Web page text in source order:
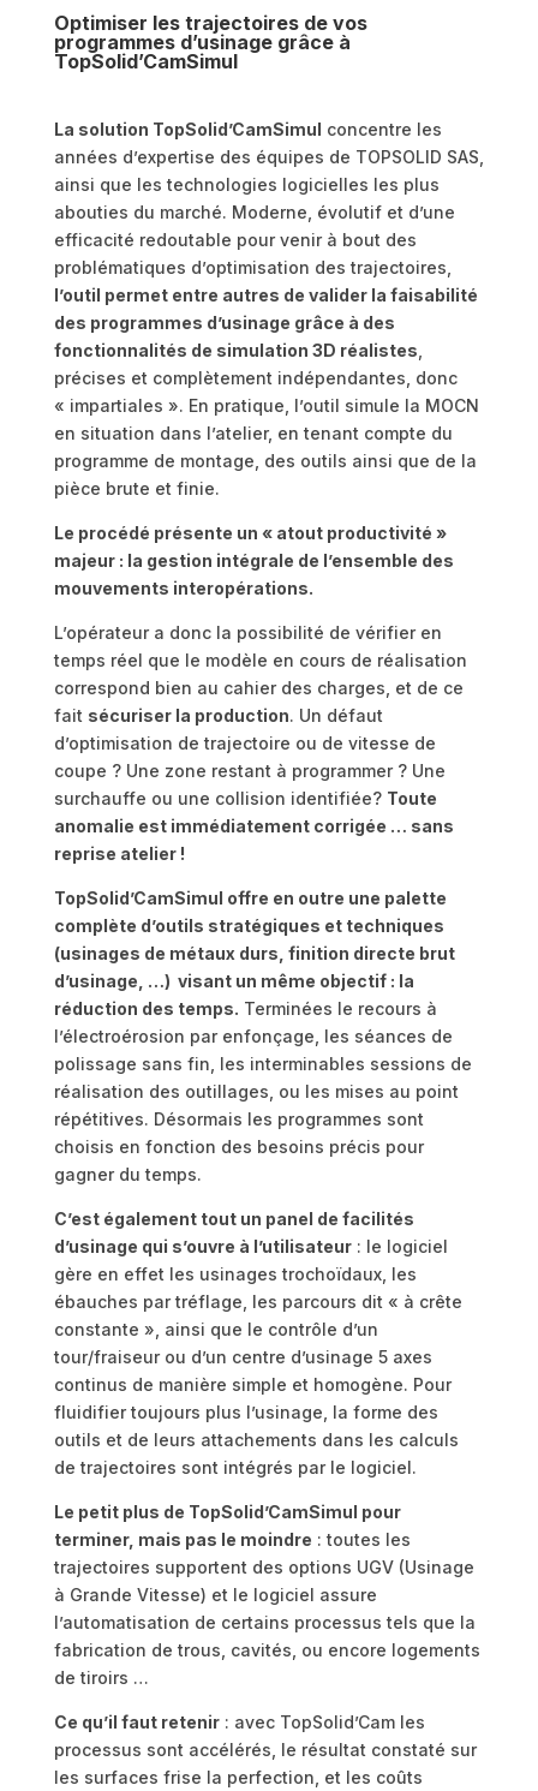
Optimiser les trajectoires de vos
programmes d’usinage grâce à
TopSolid’CamSimul
La solution TopSolid’CamSimul concentre les
années d’expertise des équipes de TOPSOLID SAS,
ainsi que les technologies logicielles les plus
abouties du marché. Moderne, évolutif et d’une
efficacité redoutable pour venir à bout des
problématiques d’optimisation des trajectoires,
l’outil permet entre autres de valider la faisabilité
des programmes d’usinage grâce à des
fonctionnalités de simulation 3D réalistes,
précises et complètement indépendantes, donc
« impartiales ». En pratique, l’outil simule la MOCN
en situation dans l’atelier, en tenant compte du
programme de montage, des outils ainsi que de la
pièce brute et finie.
Le procédé présente un « atout productivité »
majeur : la gestion intégrale de l’ensemble des
mouvements interopérations.
L’opérateur a donc la possibilité de vérifier en
temps réel que le modèle en cours de réalisation
correspond bien au cahier des charges, et de ce
fait sécuriser la production. Un défaut
d’optimisation de trajectoire ou de vitesse de
coupe ? Une zone restant à programmer ? Une
surchauffe ou une collision identifiée? Toute
anomalie est immédiatement corrigée … sans
reprise atelier !
TopSolid’CamSimul offre en outre une palette
complète d’outils stratégiques et techniques
(usinages de métaux durs, finition directe brut
d’usinage, …) visant un même objectif : la
réduction des temps. Terminées le recours à
l’électroérosion par enfonçage, les séances de
polissage sans fin, les interminables sessions de
réalisation des outillages, ou les mises au point
répétitives. Désormais les programmes sont
choisis en fonction des besoins précis pour
gagner du temps.
C’est également tout un panel de facilités
d’usinage qui s’ouvre à l’utilisateur: le logiciel
gère en effet les usinages trochoïdaux, les
ébauches par tréflage, les parcours dit « à crête
constante », ainsi que le contrôle d’un
tour/fraiseur ou d’un centre d’usinage 5 axes
continus de manière simple et homogène. Pour
fluidifier toujours plus l’usinage, la forme des
outils et de leurs attachements dans les calculs
de trajectoires sont intégrés par le logiciel.
Le petit plus de TopSolid’CamSimul pour
terminer, mais pas le moindre : toutes les
trajectoires supportent des options UGV (Usinage
à Grande Vitesse) et le logiciel assure
l’automatisation de certains processus tels que la
fabrication de trous, cavités, ou encore logements
de tiroirs …
Ce qu’il faut retenir: avec TopSolid’Cam les
processus sont accélérés, le résultat constaté sur
les surfaces frise la perfection, et les coûts